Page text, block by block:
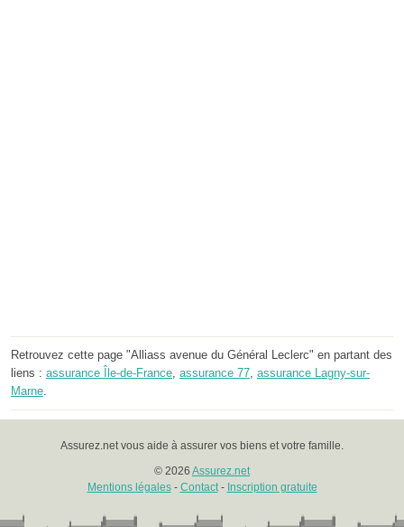
Retrouvez cette page "Alliass avenue du Général Leclerc" en partant des
liens : assurance Île-de-France, assurance 77, assurance Lagny-sur-
Marne.
Assurez.net vous aide à assurer vos biens et votre famille.
© 2026 Assurez.net
Mentions légales- Contact- Inscription gratuite